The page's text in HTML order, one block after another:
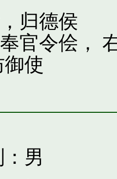
归德侯
官令侩，
使
男